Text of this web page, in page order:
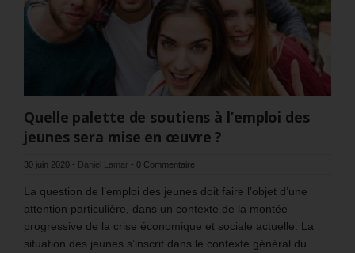
Quelle palette de soutiens à l’emploi des
jeunes sera mise en œuvre ?
30 juin 2020 - Daniel Lamar - 0 Commentaire
La question de l’emploi des jeunes doit faire l’objet d’une
attention particulière, dans un contexte de la montée
progressive de la crise économique et sociale actuelle. La
situation des jeunes s’inscrit dans le contexte général du